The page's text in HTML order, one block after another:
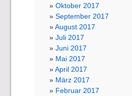
Oktober 2017
September 2017
August 2017
Juli 2017
Juni 2017
Mai 2017
April 2017
März 2017
Februar 2017